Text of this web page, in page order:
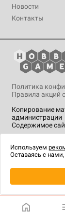
Новости
Контакты
Копирование
администрации
Содержимое
Политика
Правила акций
технологии.
Используем
Оставаясь с